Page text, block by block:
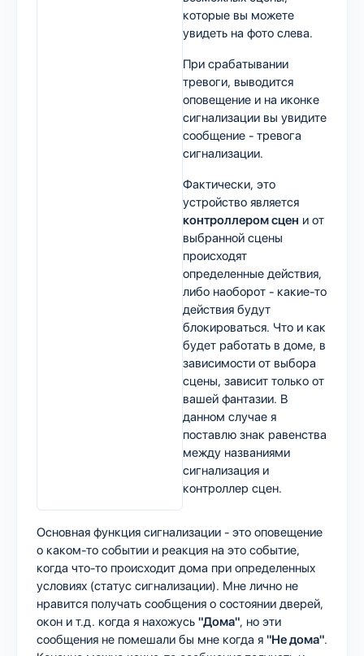
которые вы можете
увидеть на фото слева.
При срабатывании
тревоги, выводится
оповещение и на иконке
сигнализации вы увидите
сообщение - тревога
сигнализации.
Фактически, это
устройство является
контроллером сцен и от
выбранной сцены
происходят
определенные действия,
либо наоборот - какие-то
действия будут
блокироваться. Что и как
будет работать в доме, в
зависимости от выбора
сцены, зависит только от
вашей фантазии. В
данном случае я
поставлю знак равенства
между названиями
сигнализация и
контроллер сцен.
Основная функция сигнализации - это оповещение
о каком-то событии и реакция на это событие,
когда что-то происходит дома при определенных
условиях (статус сигнализации). Мне лично не
нравится получать сообщения о состоянии дверей,
окон и т.д. когда я нахожусь "Дома", но эти
сообщения не помешали бы мне когда я "Не дома".